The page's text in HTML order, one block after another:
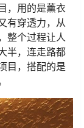
，用的是薰衣
有穿透力，从
整个过程让人
半，连走路都
目，搭配的是